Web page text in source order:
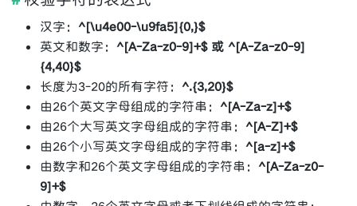
汉字： ^[\u4e00-\u9fa5]{0,}$
英文和数字： ^[A-Za-z0-9]+$ 或 ^[A-Za-z0-9]
{4,40}$
长度为3-20的所有字符： ^.{3,20}$
由26个英文字母组成的字符串： ^[A-Za-z]+$
由26个大写英文字母组成的字符串： ^[A-Z]+$
由26个小写英文字母组成的字符串： ^[a-z]+$
由数字和26个英文字母组成的字符串： ^[A-Za-z0-
9]+$